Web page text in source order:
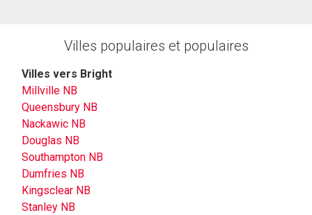
Villes populaires et populaires
Villes vers Bright
Millville NB
Queensbury NB
Nackawic NB
Douglas NB
Southampton NB
Dumfries NB
Kingsclear NB
Stanley NB